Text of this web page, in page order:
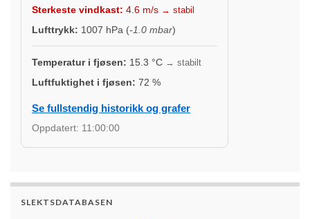
Sterkeste vindkast: 4.6 m/s → stabil
Lufttrykk: 1007 hPa (-1.0 mbar)
Temperatur i fjøsen: 15.3 °C → stabilt
Luftfuktighet i fjøsen: 72 %
Se fullstendig historikk og grafer
Oppdatert: 11:00:00
SLEKTSDATABASEN